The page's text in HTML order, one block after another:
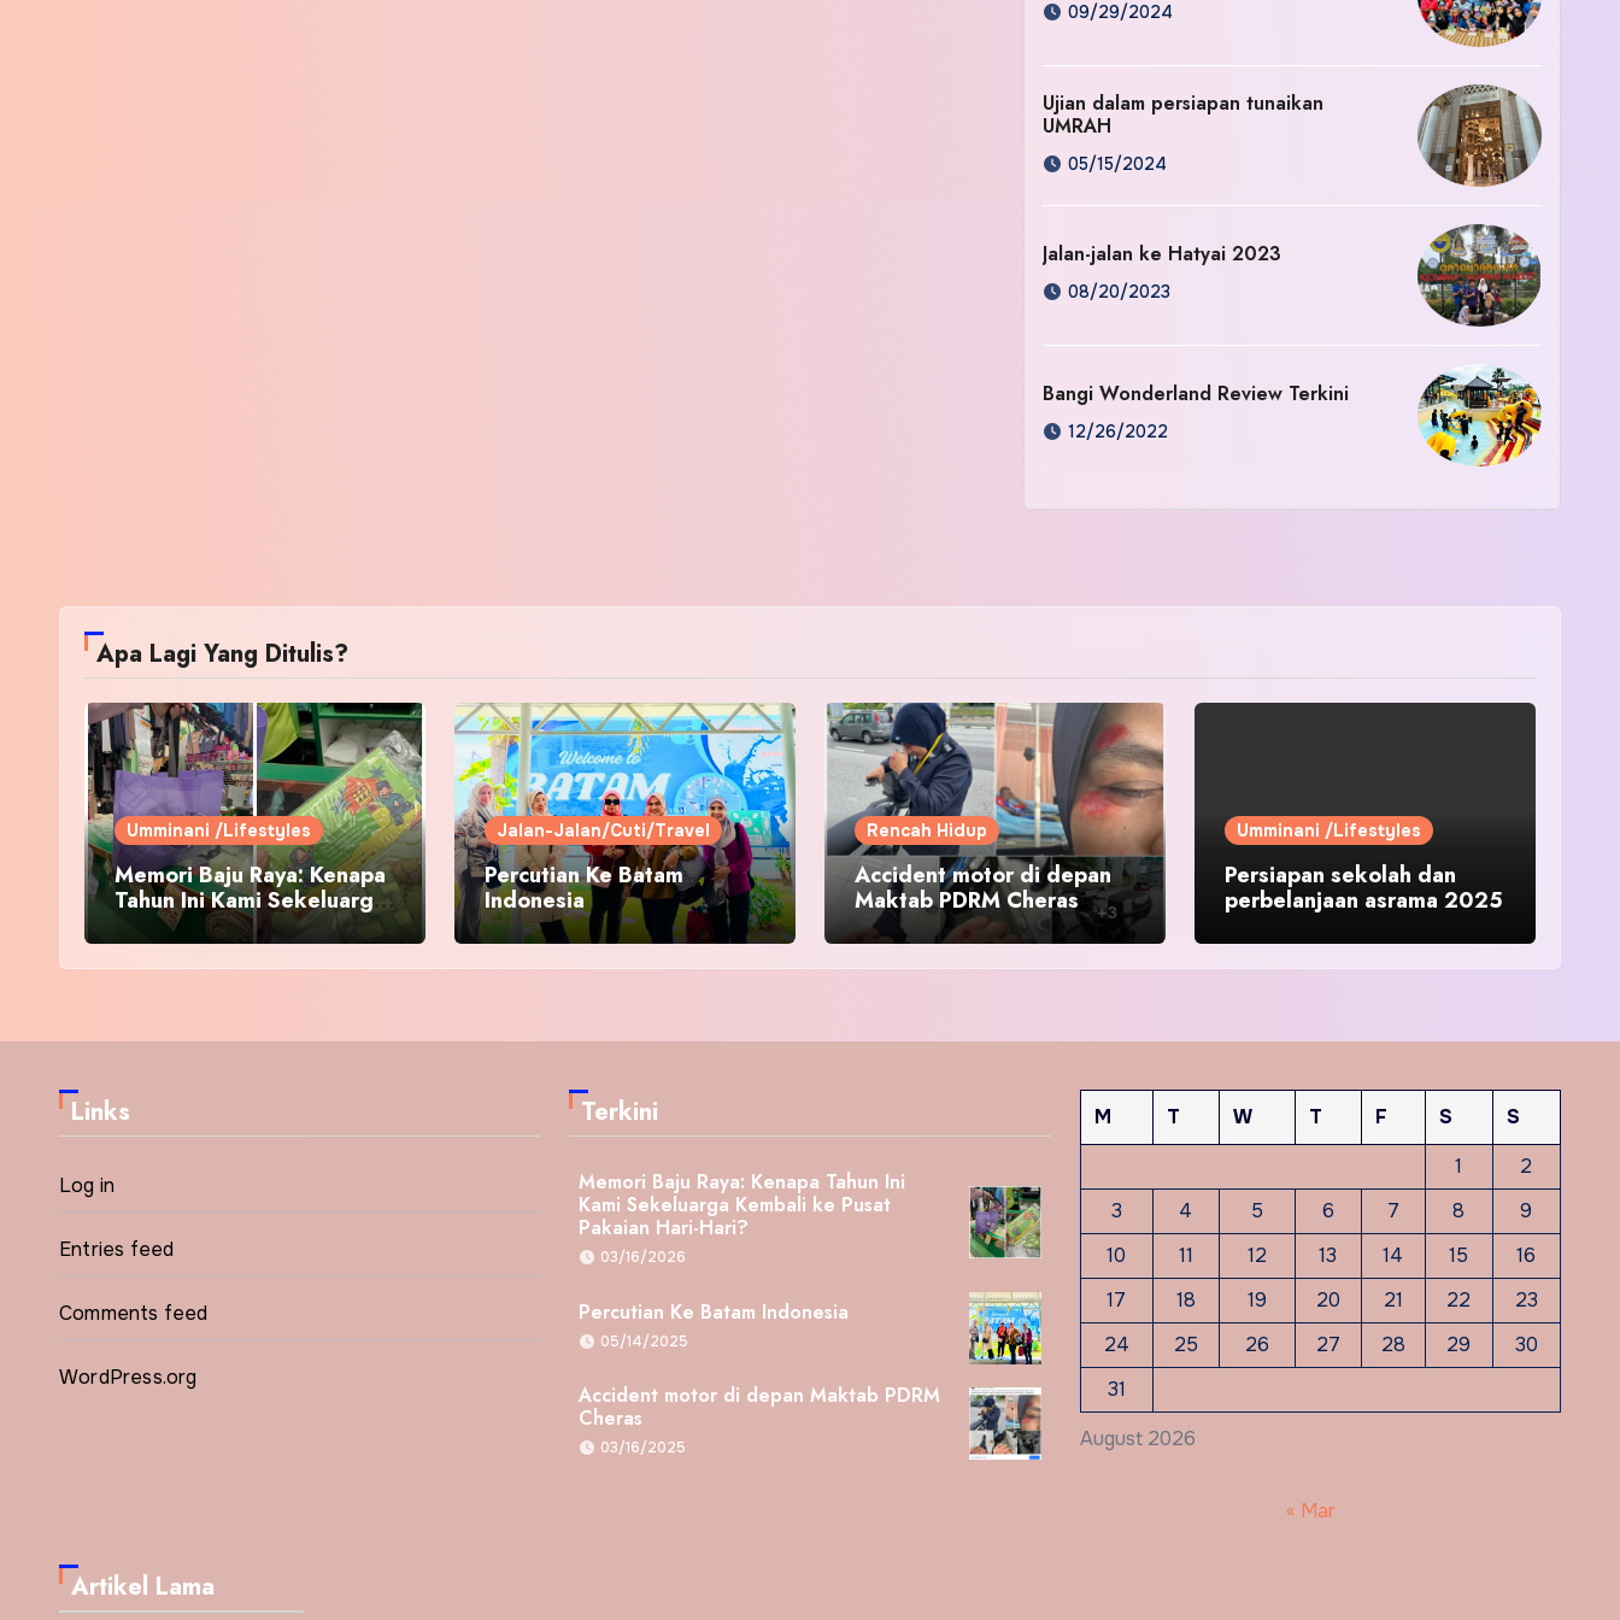
09/29/2024
Ujian dalam persiapan tunaikan
UMRAH
05/15/2024
Jalan-jalan ke Hatyai 2023
08/20/2023
Bangi Wonderland Review Terkini
12/26/2022
Apa Lagi Yang Ditulis?
Umminani /Lifestyles
Memori Baju Raya: Kenapa
Tahun Ini Kami Sekeluarga
Kembali ke Pusat Pakaian
Hari-Hari?
Jalan-Jalan/Cuti/Travel
Percutian Ke Batam
Indonesia
Rencah Hidup
Accident motor di depan
Maktab PDRM Cheras
Umminani /Lifestyles
Persiapan sekolah dan
perbelanjaan asrama 2025
Links
Log in
Entries feed
Comments feed
WordPress.org
Terkini
Memori Baju Raya: Kenapa Tahun Ini
Kami Sekeluarga Kembali ke Pusat
Pakaian Hari-Hari?
03/16/2026
Percutian Ke Batam Indonesia
05/14/2025
Accident motor di depan Maktab PDRM
Cheras
03/16/2025 August 2026
M T W T F S
S
1
2
3
4 5 6 7 8
9
10
11 12 13 14 15
16
17
18 19 20 21 22
23
24
25 26 27 28 29
30
31
« Mar
Artikel Lama